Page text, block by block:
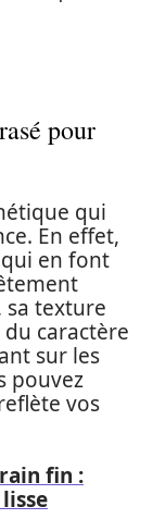
pour
qui
En effet,
en font
sa texture
caractère
sur les
pouvez
vos
fin :